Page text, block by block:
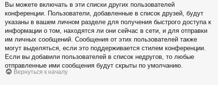
Вы можете включать в эти списки других пользователей
конференции. Пользователи, добавленные в список друзей, будут
указаны в вашем личном разделе для получения быстрого доступа к
информации о том, находятся ли они сейчас в сети, и для отправки
им личных сообщений. Сообщения от этих пользователей также
могут выделяться, если это поддерживается стилем конференции.
Если вы добавили пользователей в список недругов, то любые
отправленные ими сообщения будут скрыты по умолчанию.
Вернуться к началу